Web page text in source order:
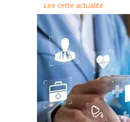
Lire cette actualité